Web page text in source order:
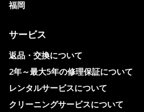
福岡
サービス
返品・交換について
2年～最大5年の修理保証について
レンタルサービスについて
クリーニングサービスについて